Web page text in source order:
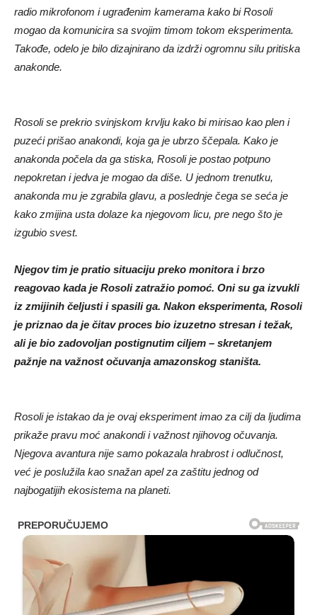
radio mikrofonom i ugrađenim kamerama kako bi Rosoli
mogao da komunicira sa svojim timom tokom eksperimenta.
Takođe, odelo je bilo dizajnirano da izdrži ogromnu silu pritiska
anakonde.
Rosoli se prekrio svinjskom krvlju kako bi mirisao kao plen i
puzeći prišao anakondi, koja ga je ubrzo ščepala. Kako je
anakonda počela da ga stiska, Rosoli je postao potpuno
nepokretan i jedva je mogao da diše. U jednom trenutku,
anakonda mu je zgrabila glavu, a poslednje čega se seća je
kako zmijina usta dolaze ka njegovom licu, pre nego što je
izgubio svest.
Njegov tim je pratio situaciju preko monitora i brzo
reagovao kada je Rosoli zatražio pomoć. Oni su ga izvukli
iz zmijinih čeljusti i spasili ga. Nakon eksperimenta, Rosoli
je priznao da je čitav proces bio izuzetno stresan i težak,
ali je bio zadovoljan postignutim ciljem – skretanjem
pažnje na važnost očuvanja amazonskog staništa.
Rosoli je istakao da je ovaj eksperiment imao za cilj da ljudima
prikaže pravu moć anakondi i važnost njihovog očuvanja.
Njegova avantura nije samo pokazala hrabrost i odlučnost,
već je poslužila kao snažan apel za zaštitu jednog od
najbogatijih ekosistema na planeti.